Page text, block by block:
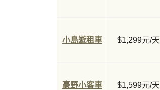
小島遊租車 $1,299元/天
豪野小客車 $1,599元/天